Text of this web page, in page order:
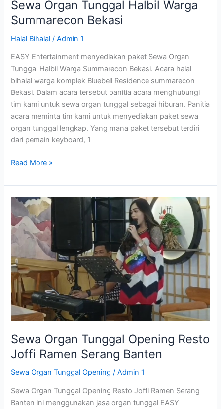
Sewa Organ Tunggal Halbil Warga
Summarecon Bekasi
Halal Bihalal /Admin 1
EASY Entertainment menyediakan paket Sewa Organ
Tunggal Halbil Warga Summarecon Bekasi. Acara halal
bihalal warga komplek Bluebell Residence summarecon
Bekasi. Dalam acara tersebut panitia acara menghubungi
tim kami untuk sewa organ tunggal sebagai hiburan. Panitia
acara meminta tim kami untuk menyediakan paket sewa
organ tunggal lengkap. Yang mana paket tersebut terdiri
dari pemain keyboard, 1
Read More »
Sewa Organ Tunggal Opening Resto
Joffi Ramen Serang Banten
Sewa Organ Tunggal Opening /Admin 1
Sewa Organ Tunggal Opening Resto Joffi Ramen Serang
Banten ini menggunakan jasa organ tunggal EASY
Sewa
Organ
Tunggal
Opening
Joffi
Ramen
Serang
Banten